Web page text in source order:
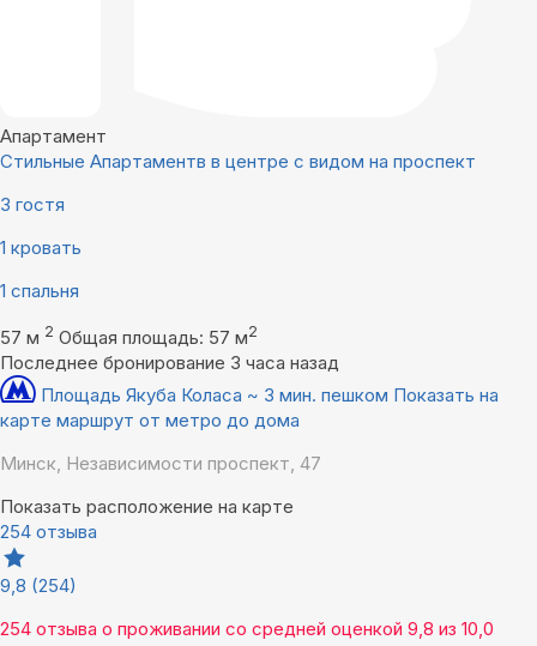
Апартамент
Стильные Апартаментв в центре с видом на проспект
3 гостя
1 кровать
1 спальня
57 м 2 Общая площадь: 57 м2
Последнее бронирование 3 часа назад
Площадь Якуба Коласа ~ 3 мин. пешком Показать на
карте маршрут от метро до дома
Минск, Независимости проспект, 47
Показать расположение на карте
254 отзыва
9,8 (254)
254 отзыва о проживании со средней оценкой 9,8 из 10,0